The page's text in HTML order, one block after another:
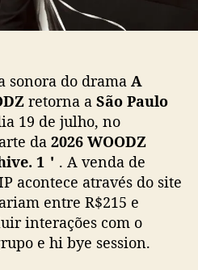
ã
o
r
d
S
T
d
e
“
A
o
r
o
sonora do drama A
retorna a São Paulo
19 de julho, no
da 2026 WOODZ
1＇ . A venda de
acontece através do site
entre R$215 e
interações com o
e hi bye session.